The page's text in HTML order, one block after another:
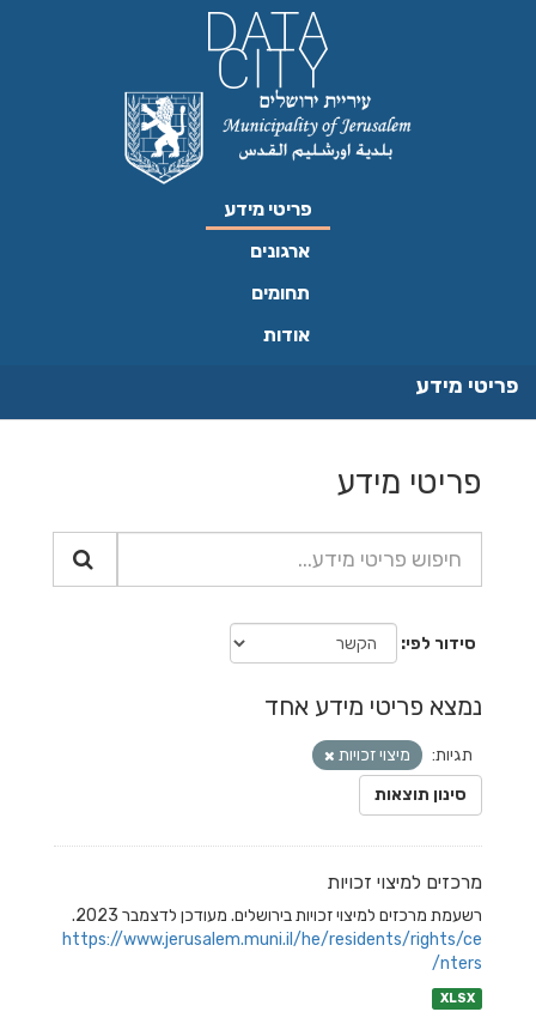
פריטי מידע
ארגונים
תחומים
אודות
פריטי מידע
פריטי מידע
סידור לפי
נמצא פריטי מידע אחד
תגיות:
מיצוי זכויות
סינון תוצאות
מרכזים למיצוי זכויות
רשעמת מרכזים למיצוי זכויות בירושלים. מעודכן לדצמבר 2023.
https://www.jerusalem.muni.il/he/residents/rights/ce
nters/
XLSX